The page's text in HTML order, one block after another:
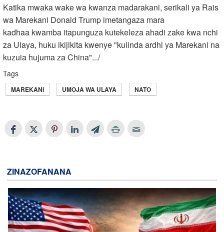
Katika mwaka wake wa kwanza madarakani, serikali ya Rais
wa Marekani Donald Trump imetangaza mara
kadhaa kwamba itapunguza kutekeleza ahadi zake kwa nchi
za Ulaya, huku ikijikita kwenye "kulinda ardhi ya Marekani na
kuzuia hujuma za China".../
Tags
MAREKANI UMOJA WA ULAYA NATO
ZINAZOFANANA